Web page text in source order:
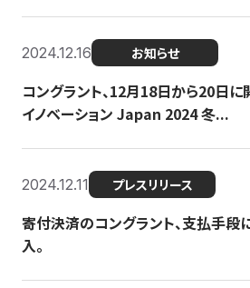
2024.12.16 お知らせ
コングラント、12月18日から20日に
イノベーション Japan 2024 冬...
2024.12.11 プレスリリース
寄付決済のコングラント、支払手段
入。